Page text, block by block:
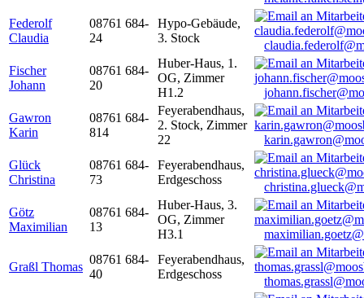
Federolf
Claudia
08761 684-
24
Hypo-Gebäude,
3. Stock
Fischer
Johann
08761 684-
20
Huber-Haus, 1.
OG, Zimmer
H1.2
Gawron
Karin
08761 684-
814
Feyerabendhaus,
2. Stock, Zimmer
22
Glück
Christina
08761 684-
73
Feyerabendhaus,
Erdgeschoss
Götz
Maximilian
08761 684-
13
Huber-Haus, 3.
OG, Zimmer
H3.1
Graßl Thomas
08761 684-
40
Feyerabendhaus,
Erdgeschoss